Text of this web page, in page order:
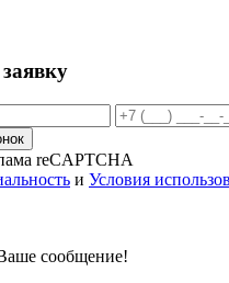
reCAPTCHA
и Условия
сообщение!